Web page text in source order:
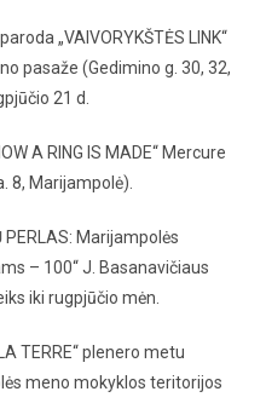
„VAIVORYKŠTĖS LINK“
pasaže (Gedimino g. 30, 32,
21 d.
A RING IS MADE“ Mercure
8, Marijampolė).
PERLAS: Marijampolės
– 100“ J. Basanavičiaus
iki rugpjūčio mėn.
TERRE“ plenero metu
meno mokyklos teritorijos